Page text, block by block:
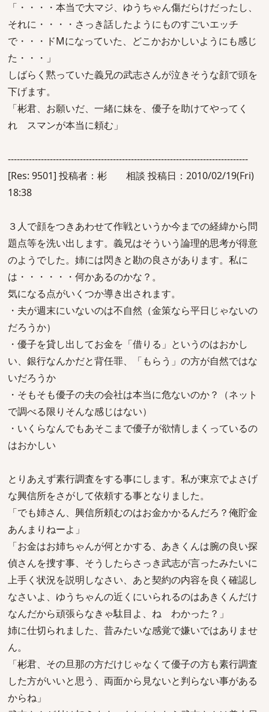
「・・・・本当で大マジ、ゆうちゃん傷だらけだったし、
それに・・・・さっき話したようにものすごいエッチ
で・・・ドMになっていた、どこかおかしいようにも感じ
た・・・」
しばらく黙っていた義兄の武志さんが泣きそうな顔で頭を
下げます。
「彬君、お願いだ、一緒に妹を、優子を助けてやってく
れ スマンが本当に頼む」
--------------------------------------------------------------------------------
[Res: 9501] 投稿者：彬 相談 投稿日：2010/02/19(Fri)
18:38
３人で顔をつきあわせて作戦というか今までの経緯から問
題点等を洗い出します。義兄はそういう論理的思考が得意
のようでした。姉には閃きと勘の良さがあります。私に
は・・・・・・何かあるのかな？。
気になる点がいくつか導き出されます。
・夫が週末にいないのは不自然（金策なら平日じゃないの
だろうか）
・優子を貸し出してお金を「借りる」というのはおかし
い、銀行なんかだと背任罪、「もらう」の方が自然ではな
いだろうか
・そもそも優子の夫の会社は本当に危ないのか？（ネット
で調べる限りそんな感じはない）
・いくらなんでもあそこまで優子が欲情しまくっているの
はおかしい
とりあえず素行調査をする事にします。私が東京でよさげ
な興信所をさがして依頼する事となりました。
「でも姉さん、興信所頼むのはお金かかるんだろ？俺貯金
あんまりねーよ」
「お金はお姉ちゃんが何とかする、あきくんは腕の良い探
偵さんを捜す事、そうしたらさっき武志が言ったみたいに
上手く状況を説明しなさい、あと契約の内容を良く確認し
なさいよ、ゆうちゃんの近くにいられるのはあきくんだけ
なんだから頑張らなきゃ駄目よ、ね わかった？」
姉に仕切られました、昔みたいな感覚で嫌いではありませ
ん。
「彬君、その旦那の方だけじゃなくて優子の方も素行調査
した方がいいと思う、両面から見ないと判らない事がある
からね」